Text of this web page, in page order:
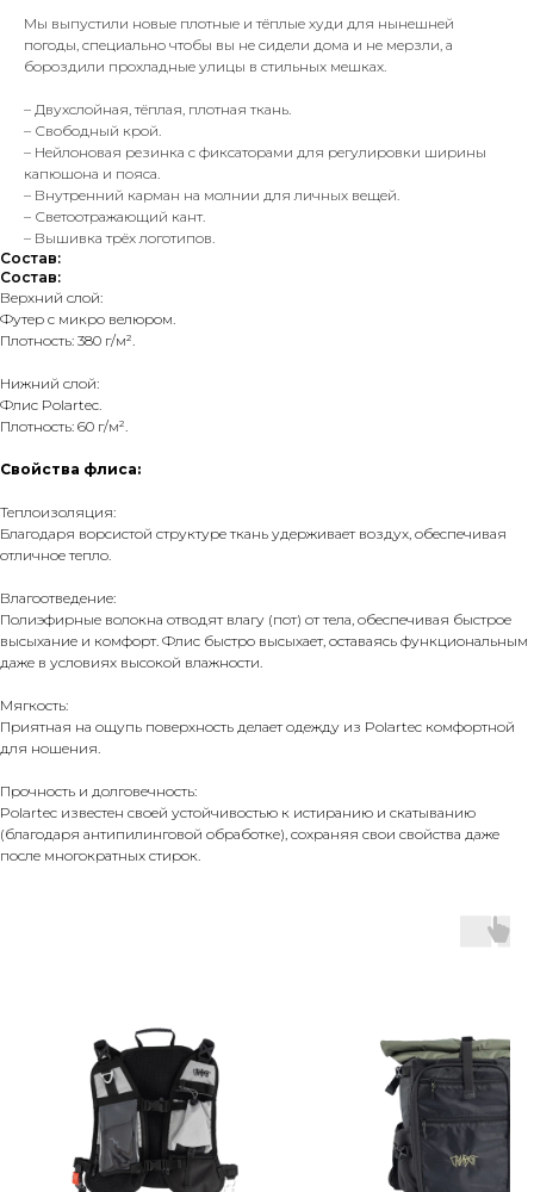
Мы выпустили новые плотные и тёплые худи для нынешней
погоды, специально чтобы вы не сидели дома и не мерзли, а
бороздили прохладные улицы в стильных мешках.
– Двухслойная, тёплая, плотная ткань.
– Свободный крой.
– Нейлоновая резинка с фиксаторами для регулировки ширины
капюшона и пояса.
– Внутренний карман на молнии для личных вещей.
– Светоотражающий кант.
– Вышивка трёх логотипов.
Состав:
Состав:
Верхний слой:
Футер с микро велюром.
Плотность: 380 г/м².
Нижний слой:
Флис Polartec.
Плотность: 60 г/м².
Свойства флиса:
Теплоизоляция:
Благодаря ворсистой структуре ткань удерживает воздух, обеспечивая
отличное тепло.
Влагоотведение:
Полиэфирные волокна отводят влагу (пот) от тела, обеспечивая быстрое
высыхание и комфорт. Флис быстро высыхает, оставаясь функциональным
даже в условиях высокой влажности.
Мягкость:
Приятная на ощупь поверхность делает одежду из Polartec комфортной
для ношения.
Прочность и долговечность:
Polartec известен своей устойчивостью к истиранию и скатыванию
(благодаря антипилинговой обработке), сохраняя свои свойства даже
после многократных стирок.